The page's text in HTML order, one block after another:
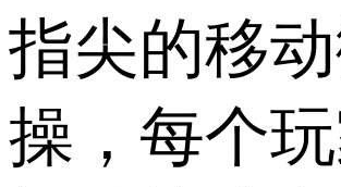
指尖的移
操，每个